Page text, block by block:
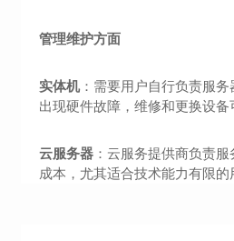
管理维护方面
实体机：需要用户自行负责服
出现硬件故障，维修和更换设
云服务器 ：云服务提供商负责
成本，尤其适合技术能力有限的